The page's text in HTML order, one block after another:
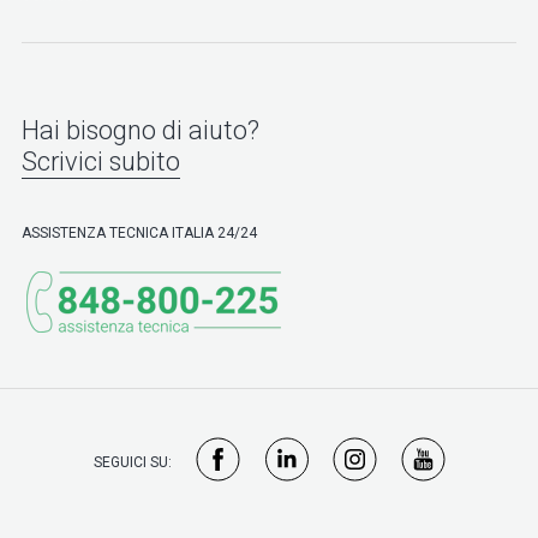
Hai bisogno di aiuto?
Scrivici subito
ASSISTENZA TECNICA ITALIA 24/24
SEGUICI SU: